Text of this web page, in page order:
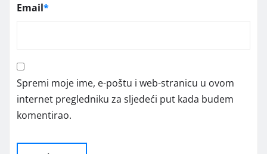
Email*
Spremi moje ime, e-poštu i web-stranicu u ovom
internet pregledniku za sljedeći put kada budem
komentirao.